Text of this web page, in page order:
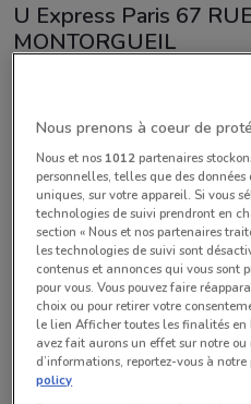
U Express Paris 67 RUE
MONTORGUEIL
Lundi 08:00 / 22:00
Mardi 08:00 / 22:00
Mercredi 08:00 / 22:00
Jeudi 08:00 / 22:00
Vendredi 08:00 / 22:00
Samedi 08:00 / 22:00
Dimanche 08:00 / 21:00
U Express PARIS
Toutes les offres de ce
Nous prenons à coeur de
Nous et nos 1012partenaires
personnelles, telles que des
uniques, sur votre appareil. Si vous
technologies de suivi prendront en
section « Nous et nos partenaires
les technologies de suivi sont
contenus et annonces qui vous sont
pour vous. Vous pouvez faire
choix ou pour retirer votre
le lien Afficher toutes les finalités en
avez fait aurons un effet sur notre ou
d’informations, reportez-vous à
policy